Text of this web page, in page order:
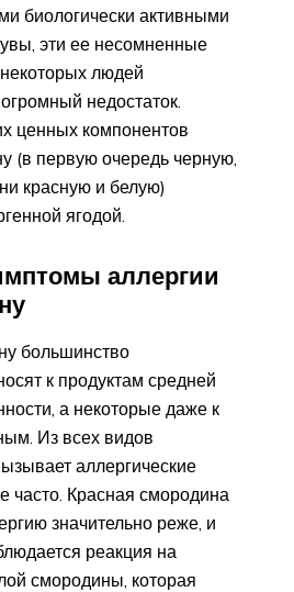
биологически активными
эти ее несомненные
людей
недостаток.
ценных компонентов
(в первую очередь черную,
красную и белую)
ягодой.
аллергии
большинство
к продуктам средней
а некоторые даже к
Из всех видов
аллергические
часто. Красная смородина
значительно реже, и
реакция на
смородины, которая